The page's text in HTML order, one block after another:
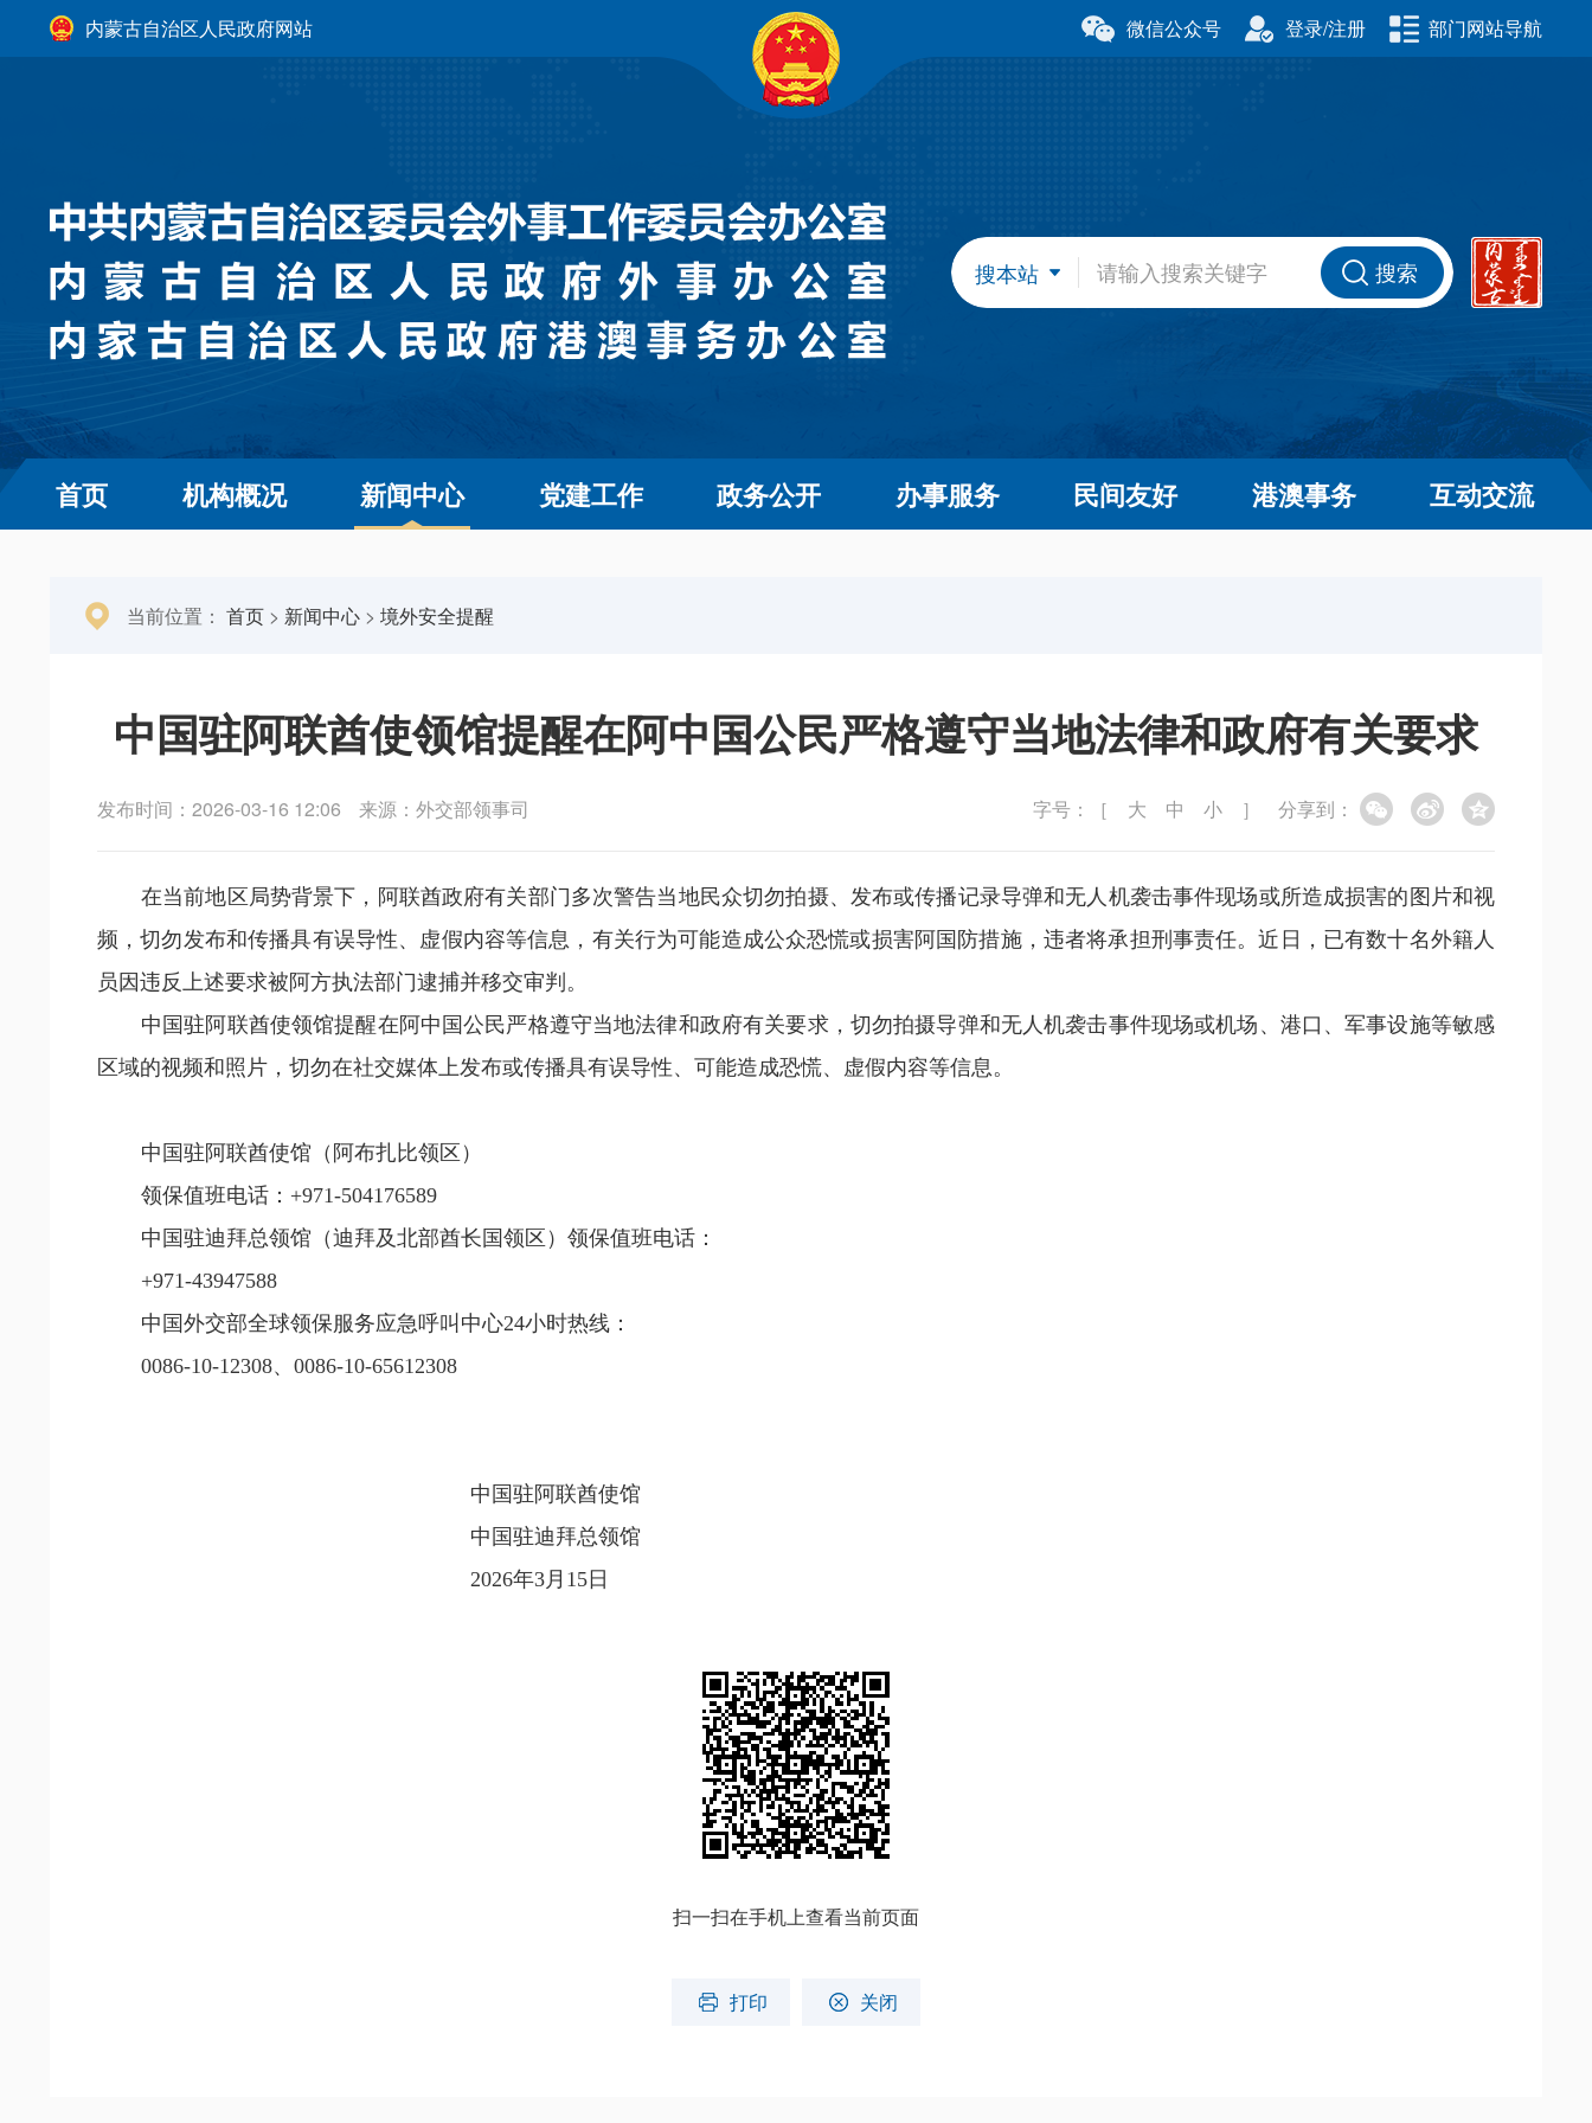
内蒙古自治区人民政府网站 微信公众号 登录/注册 部门网站导航
自治区政府组成部门
发展和改革委员会
人力资源和社会保障厅
生态环境厅
外事办公室
交通运输厅
水利厅
农牧厅
商务厅
文化和旅游厅
卫生健康委员会
退役军人事务厅
应急管理厅
自治区直属机构
市场监督管理局 林业和草原局
广播电视局
搜本站 搜索
首页 机构概况 新闻中心 党建工作 政务公开 办事服务 民间友好 港澳事务 互动交流
当前位置： 首页 > 新闻中心 > 境外安全提醒
中国驻阿联酋使领馆提醒在阿中国公民严格遵守当地法律和政府有关要求
发布时间：2026-03-16 12:06 来源：外交部领事司 字号：［ 大 中 小 ］ 分享到：
在当前地区局势背景下，阿联酋政府有关部门多次警告当地民众切勿拍摄、发布或传播记录导弹和无人机袭击事件现场或所造成损害的图片和视
频，切勿发布和传播具有误导性、虚假内容等信息，有关行为可能造成公众恐慌或损害阿国防措施，违者将承担刑事责任。近日，已有数十名外籍人
员因违反上述要求被阿方执法部门逮捕并移交审判。
中国驻阿联酋使领馆提醒在阿中国公民严格遵守当地法律和政府有关要求，切勿拍摄导弹和无人机袭击事件现场或机场、港口、军事设施等敏感
区域的视频和照片，切勿在社交媒体上发布或传播具有误导性、可能造成恐慌、虚假内容等信息。
中国驻阿联酋使馆（阿布扎比领区）
领保值班电话：+971-504176589
中国驻迪拜总领馆（迪拜及北部酋长国领区）领保值班电话：
+971-43947588
中国外交部全球领保服务应急呼叫中心24小时热线：
0086-10-12308、0086-10-65612308
中国驻阿联酋使馆
中国驻迪拜总领馆
2026年3月15日
扫一扫在手机上查看当前页面
打印 关闭